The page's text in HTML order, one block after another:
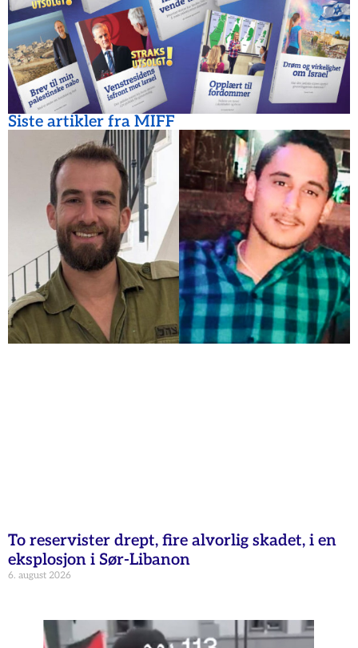
Siste artikler fra MIFF
To reservister drept, fire alvorlig skadet, i en
eksplosjon i Sør-Libanon
6. august 2026